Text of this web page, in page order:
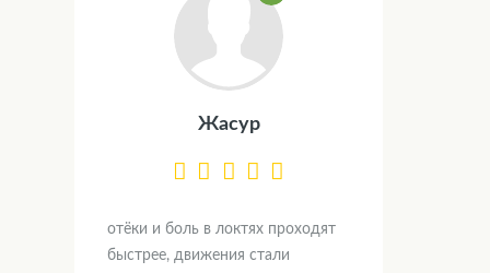
Жасур
отёки и боль в локтях проходят
быстрее, движения стали